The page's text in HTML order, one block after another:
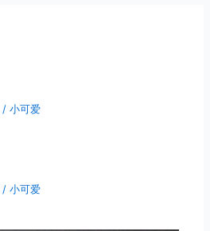
/小可爱
/小可爱